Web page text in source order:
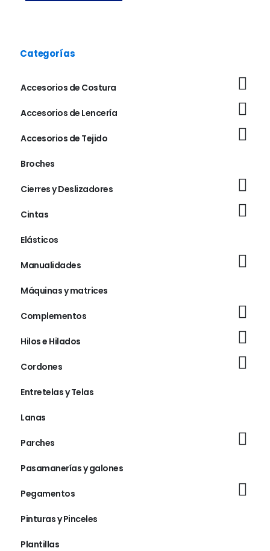
Categorías
Accesorios de Costura
Accesorios de Lencería
Accesorios de Tejido
Broches
Cierres y Deslizadores
Cintas
Elásticos
Manualidades
Máquinas y matrices
Complementos
Hilos e Hilados
Cordones
Entretelas y Telas
Lanas
Parches
Pasamanerías y galones
Pegamentos
Pinturas y Pinceles
Plantillas